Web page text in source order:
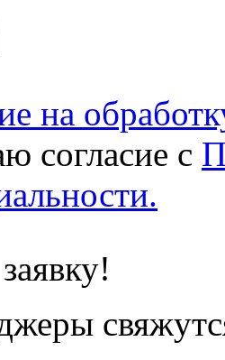
на
согласие с